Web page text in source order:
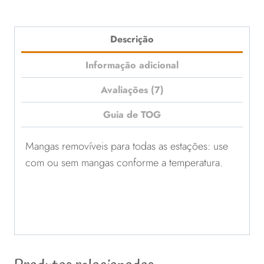
Descrição
Informação adicional
Avaliações (7)
Guia de TOG
Mangas removíveis para todas as estações: use
com ou sem mangas conforme a temperatura.